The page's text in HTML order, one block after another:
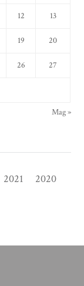
12 13
19 20
26 27
Mag »
2021 2020